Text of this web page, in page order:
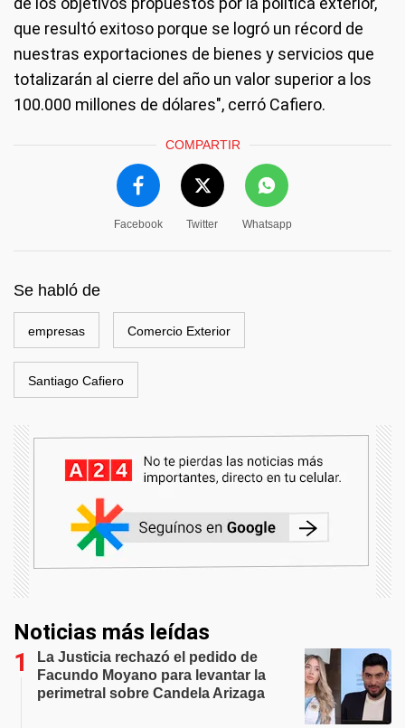
que resultó exitoso porque se logró un récord de
nuestras exportaciones de bienes y servicios que
totalizarán al cierre del año un valor superior a los
100.000 millones de dólares", cerró Cafiero.
COMPARTIR
Facebook Twitter Whatsapp
Se habló de
empresas Comercio Exterior
Santiago Cafiero
Noticias más leídas
La Justicia rechazó el pedido de
Facundo Moyano para levantar la
perimetral sobre Candela Arizaga